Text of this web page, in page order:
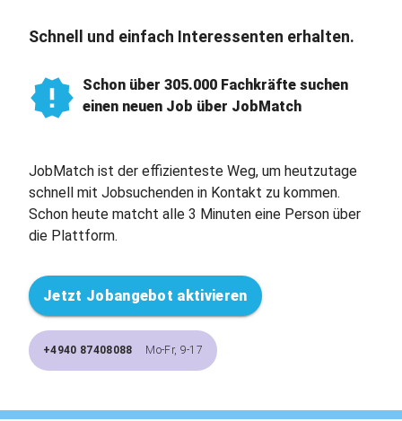
Schnell und einfach Interessenten erhalten.
Schon über 305.000 Fachkräfte suchen
einen neuen Job über JobMatch
JobMatch ist der effizienteste Weg, um heutzutage
schnell mit Jobsuchenden in Kontakt zu kommen.
Schon heute matcht alle 3 Minuten eine Person über
die Plattform.
Jetzt Jobangebot aktivieren
+4940 87408088 Mo-Fr, 9-17